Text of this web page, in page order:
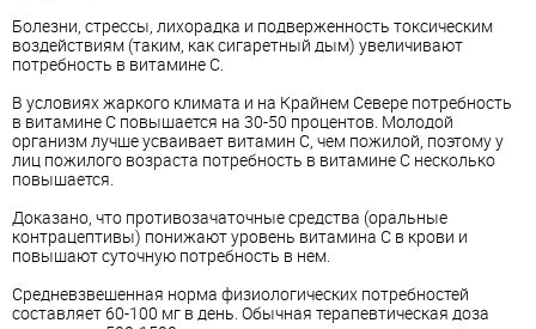
Болезни, стрессы, лихорадка и подверженность токсическим
воздействиям (таким, как сигаретный дым) увеличивают
потребность в витамине С.
В условиях жаркого климата и на Крайнем Севере потребность
в витамине С повышается на 30-50 процентов. Молодой
организм лучше усваивает витамин С, чем пожилой, поэтому у
лиц пожилого возраста потребность в витамине С несколько
повышается.
Доказано, что противозачаточные средства (оральные
контрацептивы) понижают уровень витамина С в крови и
повышают суточную потребность в нем.
Средневзвешенная норма физиологических потребностей
составляет 60-100 мг в день. Обычная терапевтическая доза